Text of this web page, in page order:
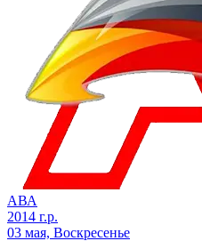
АВА
2014 г.р.
03 мая, Воскресенье